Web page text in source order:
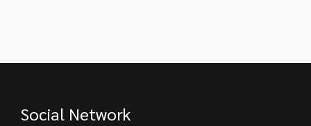
Social Network